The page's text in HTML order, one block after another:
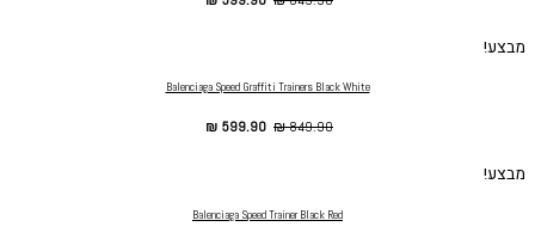
מבצע!
Balenciaga Speed Graffiti Trainers Black White
₪849.90
₪ 599.90
מבצע!
Balenciaga Speed Trainer Black Red